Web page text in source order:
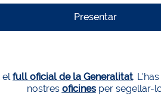
Presentar
elfull oficial de la Generalitat.
nostres oficinesper segellar-